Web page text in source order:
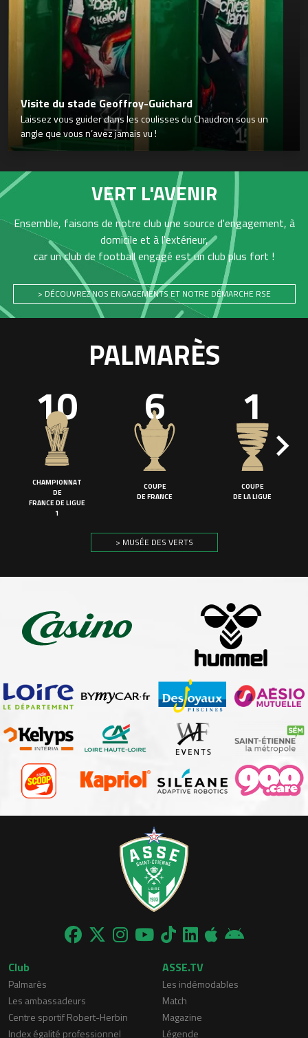
Visite du stade Geoffroy-Guichard
Laissez vous guider dans les coulisses du Chaudron sous un
angle que vous n’avez jamais vu !
VERT L'AVENIR
Ensemble, faisons de notre club une source d'engagement, à
domicile et à l'extérieur,
car un club de football engagé est un club plus fort !
> DÉCOUVREZ NOS ENGAGEMENTS ET NOTRE DÉMARCHE RSE
PALMARÈS
10
CHAMPIONNAT
DE
FRANCE DE LIGUE
1
6
COUPE
DE FRANCE
1
COUPE
DE LA LIGUE
> MUSÉE DES VERTS
Club
Palmarès
Les ambassadeurs
Centre sportif Robert-Herbin
Index égalité professionnel
ASSE.TV
Les indémodables
Match
Magazine
Légende